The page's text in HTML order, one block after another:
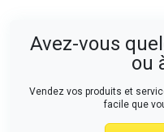
Avez-vous
ou
Vendez vos produits et
facile que